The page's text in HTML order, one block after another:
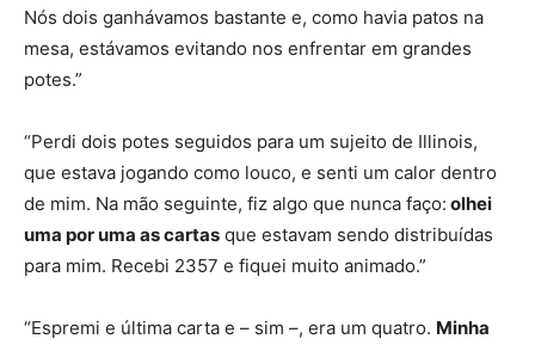
Nós dois ganhávamos bastante e, como havia patos na
mesa, estávamos evitando nos enfrentar em grandes
potes.”
“Perdi dois potes seguidos para um sujeito de Illinois,
que estava jogando como louco, e senti um calor dentro
de mim. Na mão seguinte, fiz algo que nunca faço: olhei
uma por uma as cartas que estavam sendo distribuídas
para mim. Recebi 2357 e fiquei muito animado.”
“Espremi e última carta e – sim –, era um quatro. Minha